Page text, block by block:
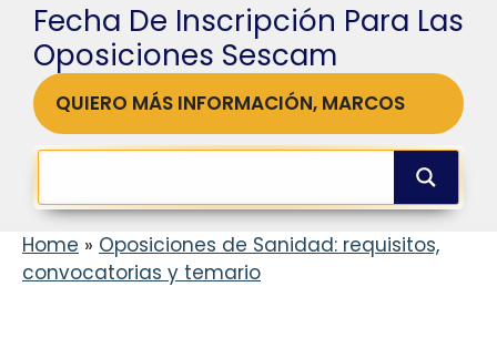
Fecha De Inscripción Para Las
Oposiciones Sescam
QUIERO MÁS INFORMACIÓN, MARCOS
Home » Oposiciones de Sanidad: requisitos,
convocatorias y temario